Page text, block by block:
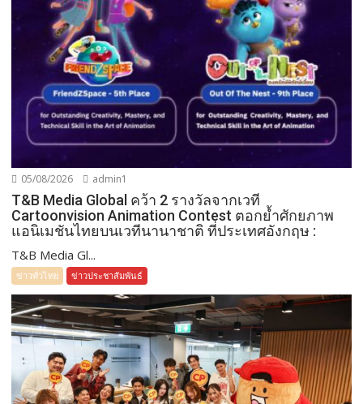
05/08/2026 admin1
T&B Media Global คว้า 2 รางวัลจากเวที
Cartoonvision Animation Contest ตอกย้ำศักยภาพ
แอนิเมชันไทยบนเวทีนานาชาติ ที่ประเทศอังกฤษ :
T&B Media Gl...
ข่าวทั่วไทย ข่าวประชาสัมพันธ์